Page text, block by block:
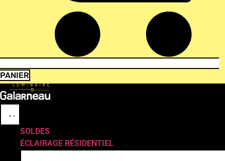
PANIER
SOLDES
ÉCLAIRAGE RÉSIDENTIEL